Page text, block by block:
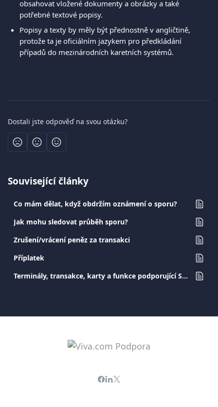
obsahovat vložené dokumenty a obrázky a také
potřebné textové popisy.
Popisy a texty by měly být přednostně v angličtině,
protože ta je oficiálním jazykem pro předkládání
případů do mezinárodních karetních systémů.
Dostali jste odpověď na svou otázku?
Související články
Co mám dělat, když obdržím oznámení o sporu?
Jak mohu sledovat průběh sporu?
Zrušení/vrácení peněz za transakci
Příplatek
Terminály, transakce, karty a funkce podporující Surcharge